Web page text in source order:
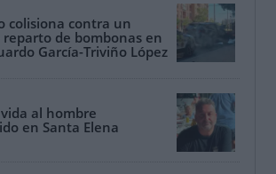
colisiona contra un
reparto de bombonas en
García-Triviño López
al hombre
en Santa Elena